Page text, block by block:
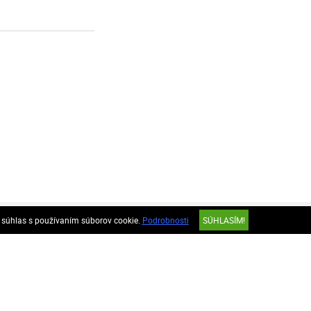
s používaním súborov cookie. Podrobnosti SÚHLASÍM!